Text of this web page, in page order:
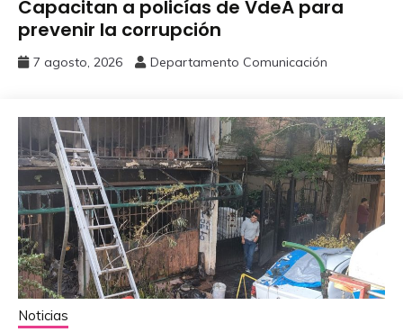
Capacitan a policías de VdeA ‎para
prevenir la corrupción
7 agosto, 2026 Departamento Comunicación
Noticias